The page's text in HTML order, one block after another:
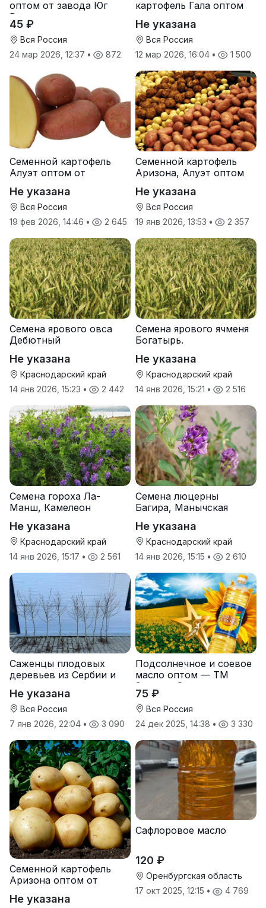
оптом от завода Юг
Руси
45 ₽
Вся Россия
24 мар 2026, 12:37 • 872
картофель Гала оптом
Не указана
Вся Россия
12 мар 2026, 16:04 • 1 500
Семенной картофель
Алуэт оптом от
Не указана
Вся Россия
19 фев 2026, 14:46 • 2 645
Семенной картофель
Аризона, Алуэт оптом
Не указана
Вся Россия
19 янв 2026, 13:53 • 2 357
Семена ярового овса
Дебютный
Не указана
Краснодарский край
14 янв 2026, 15:23 • 2 442
Семена ярового ячменя
Богатырь.
Не указана
Краснодарский край
14 янв 2026, 15:21 • 2 516
Семена гороха Ла-
Манш, Камелеон
Не указана
Краснодарский край
14 янв 2026, 15:17 • 2 561
Семена люцерны
Багира, Манычская
Не указана
Краснодарский край
14 янв 2026, 15:15 • 2 610
Саженцы плодовых
деревьев из Сербии и
Не указана
Вся Россия
7 янв 2026, 22:04 • 3 090
Подсолнечное и соевое
масло оптом — ТМ
Золотая Семечка
75 ₽
Вся Россия
24 дек 2025, 14:38 • 3 330
Семенной картофель
Аризона оптом от
Не указана
Сафлоровое масло
120 ₽
Оренбургская область
17 окт 2025, 12:15 • 4 769